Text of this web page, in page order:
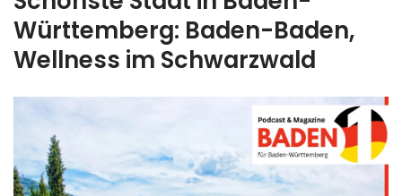
Württemberg: Baden-Baden,
Wellness im Schwarzwald